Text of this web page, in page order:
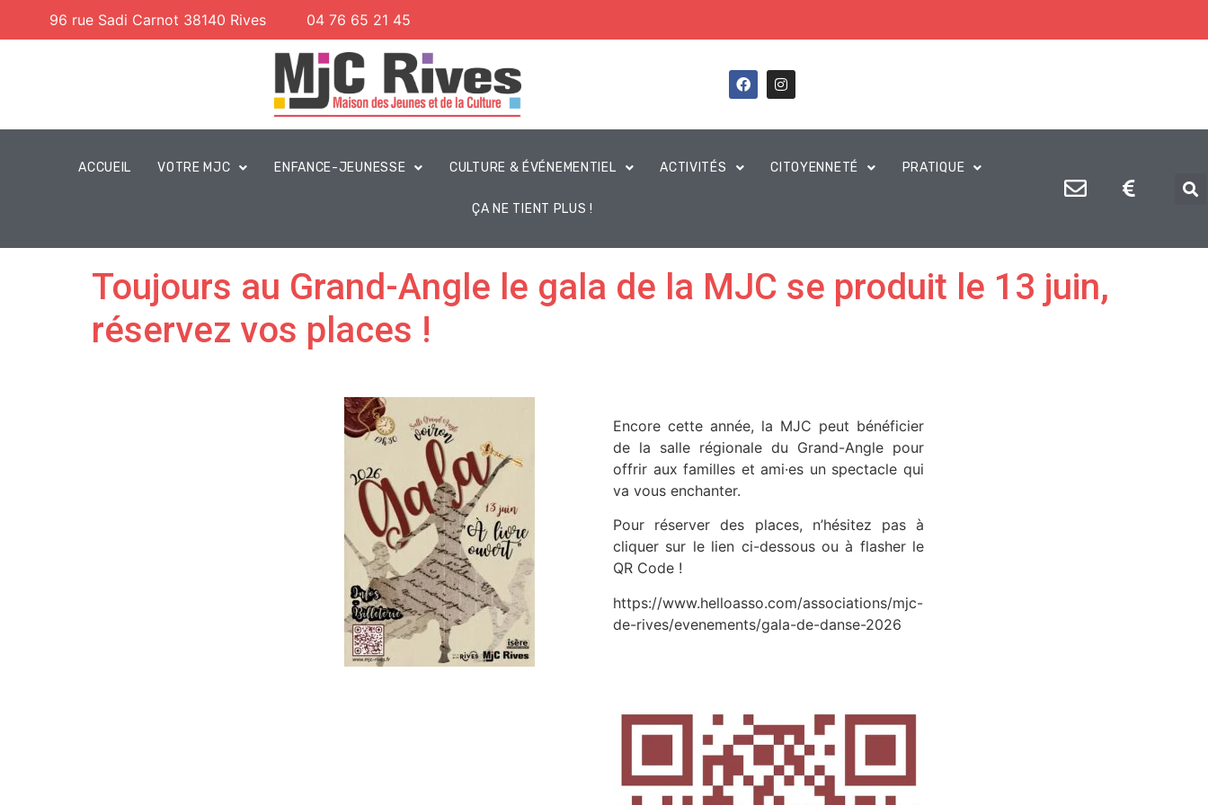
96 rue Sadi Carnot 38140 Rives 04 76 65 21 45
ACCUEIL VOTRE MJC ENFANCE-JEUNESSE CULTURE & ÉVÉNEMENTIEL ACTIVITÉS CITOYENNETÉ PRATIQUE
ÇA NE TIENT PLUS !
Toujours au Grand-Angle le gala de la MJC se produit le 13 juin,
réservez vos places !
Encore cette année, la MJC peut bénéficier
de la salle régionale du Grand-Angle pour
offrir aux familles et ami·es un spectacle qui
va vous enchanter.
Pour réserver des places, n’hésitez pas à
cliquer sur le lien ci-dessous ou à flasher le
QR Code !
https://www.helloasso.com/associations/mjc-
de-rives/evenements/gala-de-danse-2026